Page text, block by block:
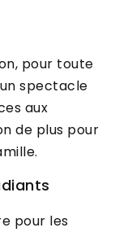
pour toute
spectacle
aux
de plus pour
pour les